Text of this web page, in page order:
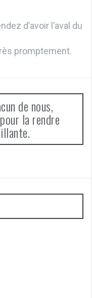
d’avoir l’aval du
promptement.
de nous,
la rendre